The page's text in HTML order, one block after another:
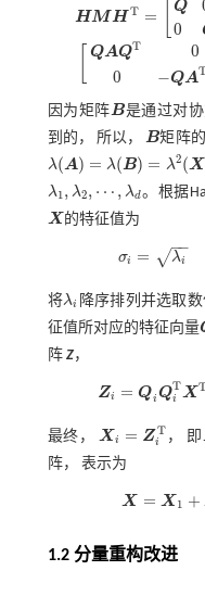
HMH T =
Q
0
HMHT=Q 0 0Q 0-
QAQT
0
0
−QA
T0 T=B0
因为矩阵B
B 是通过对
到的， 所以， B
B 矩阵
λ(A) = λ(B) = λ2(X
λ(A)=λ B) =λ2(X)
λ1, λ2, ⋯ , λd
λ1,λ2,⋯ 。根据
X
X 的特征值为
σi = λi
−−
√
σi= λi (i =1,2
将λi
λi 降序排列并选取
征值所对应的特征向量
阵 Z，
Zi = Qi QT
i X
Zi= QiQ iTX T (i=
最终，Xi = ZT
i
Xi=Z iT ， 即
阵， 表示为
X = X 1 +
X= X1+ X2 + ⋯ +
1.2 分量重构改进